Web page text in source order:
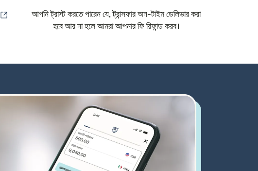
(নতুন উইন্ডোতে খুলবে)
আপনি ট্রাস্ট করতে পারেন যে, ট্রান্সফার অন-টাইম ডেলিভার করা
হবে আর না হলে আমরা আপনার ফি রিফান্ড করব।